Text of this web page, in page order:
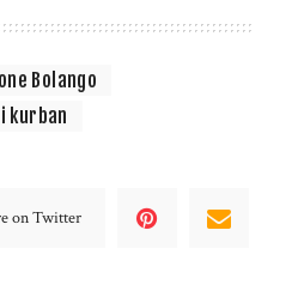
Bolango
kurban
on Twitter